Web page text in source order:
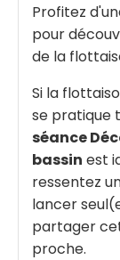
Profitez
pour
de la
Si la
se pratique
séance
bassin est
ressentez
lancer
partager
proche.